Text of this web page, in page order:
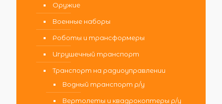
Оружие
Военные наборы
Роботы и трансформеры
Игрушечный транспорт
Транспорт на радиоуправлении
Водный транспорт р/у
Вертолеты и квадрокоптеры р/у